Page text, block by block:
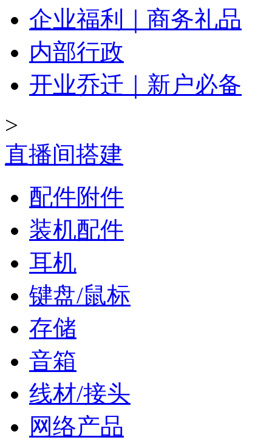
企业福利｜商务礼品
内部行政
开业乔迁｜新户必备
>
直播间搭建
配件附件
装机配件
耳机
键盘/鼠标
存储
音箱
线材/接头
网络产品